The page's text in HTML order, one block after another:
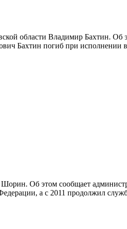
области Владимир Бахтин. Об
Бахтин погиб при исполнении
Об этом сообщает
а с 2011 продолжил